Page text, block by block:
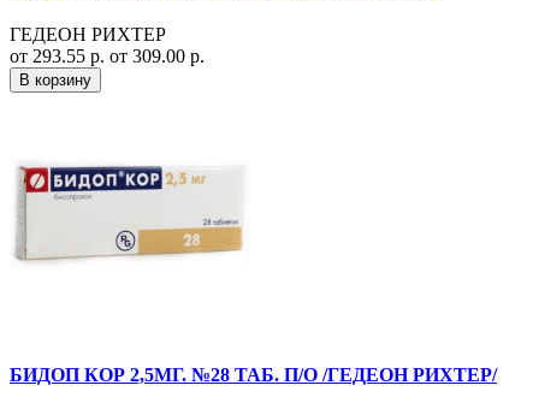
ГЕДЕОН РИХТЕР
от 293.55 р. от 309.00 р.
В корзину
БИДОП КОР 2,5МГ. №28 ТАБ. П/О /ГЕДЕОН РИХТЕР/